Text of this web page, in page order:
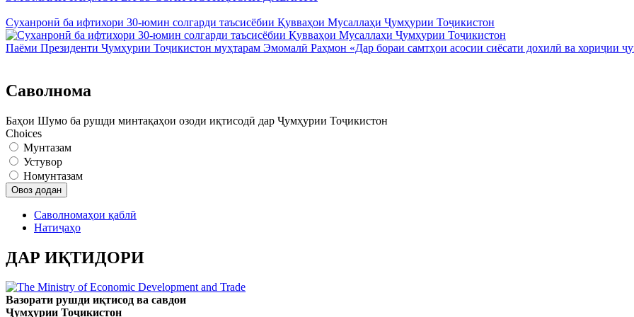
Суханронӣ ба ифтихори 30-юмин солгарди таъсисёбии Қувваҳои Мусаллаҳи Ҷумҳурии Тоҷикистон
Паёми Президенти Ҷумҳурии Тоҷикистон муҳтарам Эмомалӣ Раҳмон «Дар бораи самтҳои асосии сиёсати дохилӣ ва хориҷии
Саволнома
Баҳои Шумо ба рушди минтақаҳои озоди иқтисодӣ дар Ҷумҳурии Тоҷикистон
Choices
Мунтазам
Устувор
Номунтазам
Саволномаҳои қаблӣ
Натиҷаҳо
ДАР ИҚТИДОРИ
Вазорати рушди иқтисод ва савдои
Ҷумҳурии Тоҷикистон